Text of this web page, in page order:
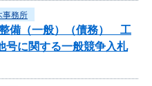
事務所
整備（一般）（債務） 工
に関する一般競争入札